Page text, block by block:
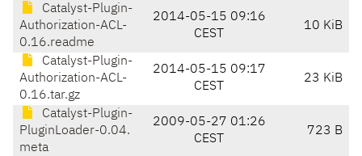
Catalyst-Plugin-
Authorization-ACL-
0.16.readme
2014-05-15 09:16
CEST
10 KiB
Catalyst-Plugin-
Authorization-ACL-
0.16.tar.gz
2014-05-15 09:17
CEST
23 KiB
Catalyst-Plugin-
PluginLoader-0.04.
meta
2009-05-27 01:26
CEST
723 B